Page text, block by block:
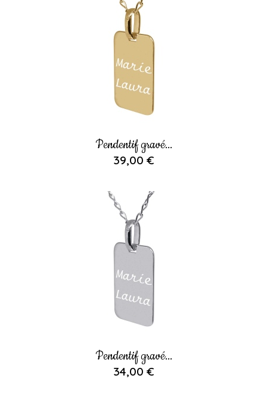
Pendentif gravé...
39,00 €
Pendentif gravé...
34,00 €